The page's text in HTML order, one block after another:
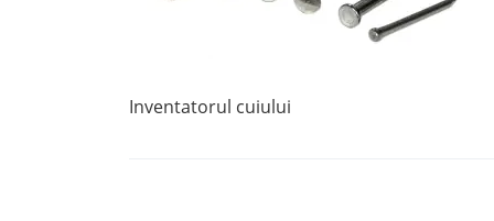
Inventatorul cuiului